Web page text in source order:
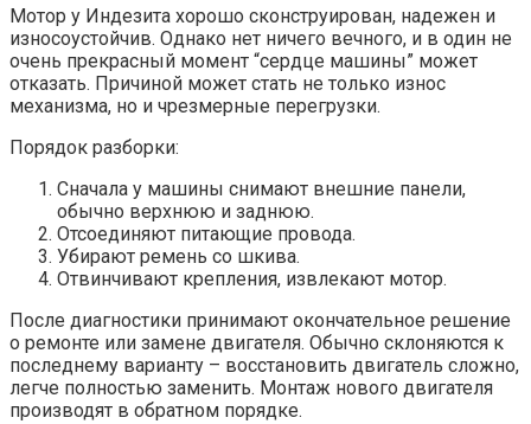
Мотор у Индезита хорошо сконструирован, надежен и
износоустойчив. Однако нет ничего вечного, и в один не
очень прекрасный момент “сердце машины” может
отказать. Причиной может стать не только износ
механизма, но и чрезмерные перегрузки.
Порядок разборки:
Сначала у машины снимают внешние панели,
обычно верхнюю и заднюю.
Отсоединяют питающие провода.
Убирают ремень со шкива.
Отвинчивают крепления, извлекают мотор.
После диагностики принимают окончательное решение
о ремонте или замене двигателя. Обычно склоняются к
последнему варианту – восстановить двигатель сложно,
легче полностью заменить. Монтаж нового двигателя
производят в обратном порядке.